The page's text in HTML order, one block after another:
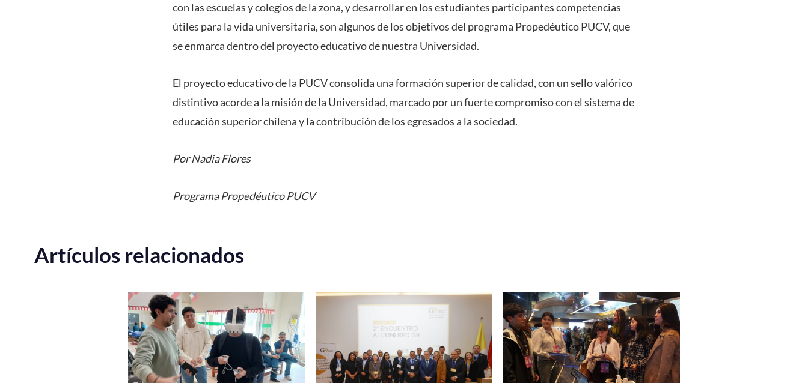
con las escuelas y colegios de la zona, y desarrollar en los estudiantes participantes competencias
útiles para la vida universitaria, son algunos de los objetivos del programa Propedéutico PUCV, que
se enmarca dentro del proyecto educativo de nuestra Universidad.
El proyecto educativo de la PUCV consolida una formación superior de calidad, con un sello valórico
distintivo acorde a la misión de la Universidad, marcado por un fuerte compromiso con el sistema de
educación superior chilena y la contribución de los egresados a la sociedad.
Por Nadia Flores
Programa Propedéutico PUCV
Artículos relacionados